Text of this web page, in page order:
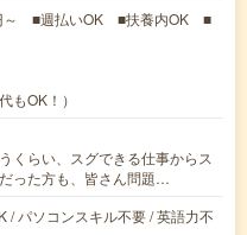
～ ■週払いOK ■扶養内OK ■
もOK！）
くらい、スグできる仕事からス
った方も、皆さん問題…
/ パソコンスキル不要 / 英語力不